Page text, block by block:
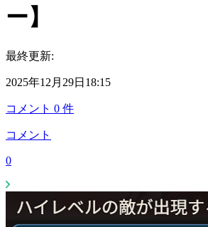
ー】
最終更新:
2025年12月29日18:15
コメント 0 件
コメント
0